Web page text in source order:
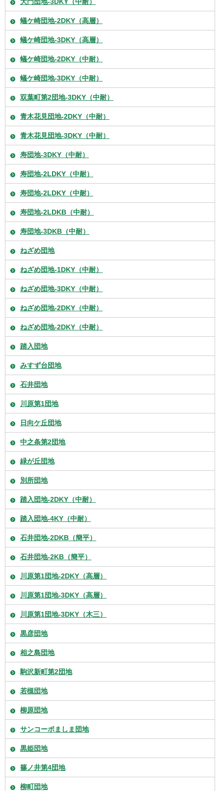
蟻ケ崎団地-2DKY（高層）
蟻ケ崎団地-3DKY（高層）
蟻ケ崎団地-2DKY（中耐）
蟻ケ崎団地-3DKY（中耐）
双葉町第2団地-3DKY（中耐）
青木花見団地-2DKY（中耐）
青木花見団地-3DKY（中耐）
寿団地-3DKY（中耐）
寿団地-2LDKY（中耐）
寿団地-2LDKY（中耐）
寿団地-2LDKB（中耐）
寿団地-3DKB（中耐）
ねざめ団地
ねざめ団地-1DKY（中耐）
ねざめ団地-3DKY（中耐）
ねざめ団地-2DKY（中耐）
ねざめ団地-2DKY（中耐）
踏入団地
みすず台団地
石井団地
川原第1団地
日向ケ丘団地
中之条第2団地
緑が丘団地
別所団地
踏入団地-2DKY（中耐）
踏入団地-4KY（中耐）
石井団地-2DKB（簡平）
石井団地-2KB（簡平）
川原第1団地-2DKY（高層）
川原第1団地-3DKY（高層）
川原第1団地-3DKY（木三）
黒彦団地
相之島団地
駒沢新町第2団地
若槻団地
柳原団地
サンコーポましま団地
黒姫団地
篠ノ井第4団地
柳町団地